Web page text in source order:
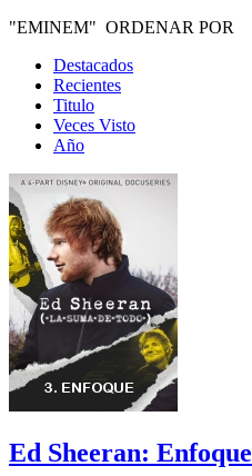
"EMINEM" ORDENAR POR
Destacados
Recientes
Titulo
Veces Visto
Año
Ed Sheeran: Enfoque